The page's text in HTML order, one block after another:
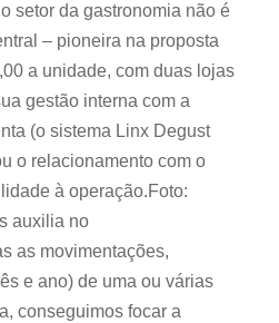
setor da gastronomia não é
– pioneira na proposta
a unidade, com duas lojas
gestão interna com a
(o sistema Linx Degust
o relacionamento com o
à operação.Foto:
auxilia no
as movimentações,
e ano) de uma ou várias
conseguimos focar a